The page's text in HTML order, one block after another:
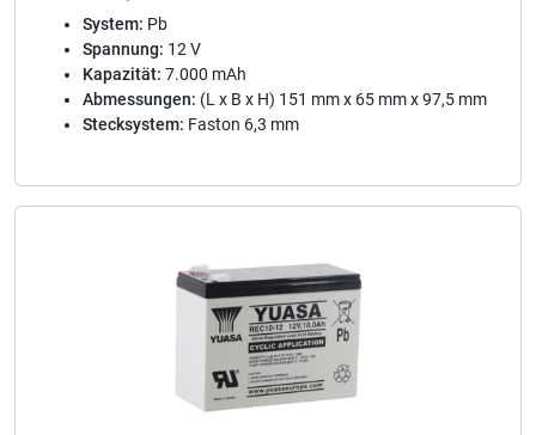
System: Pb
Spannung: 12 V
Kapazität: 7.000 mAh
Abmessungen: (L x B x H) 151 mm x 65 mm x 97,5 mm
Stecksystem: Faston 6,3 mm